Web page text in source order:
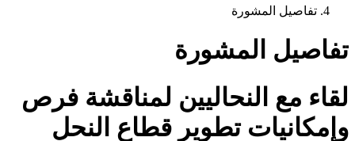
تفاصيل المشورة
تفاصيل المشورة
لقاء مع النحاليين لمناقشة فرص
وإمكانيات تطوير قطاع النحل